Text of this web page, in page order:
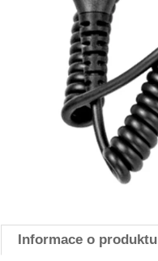
Informace o produktu